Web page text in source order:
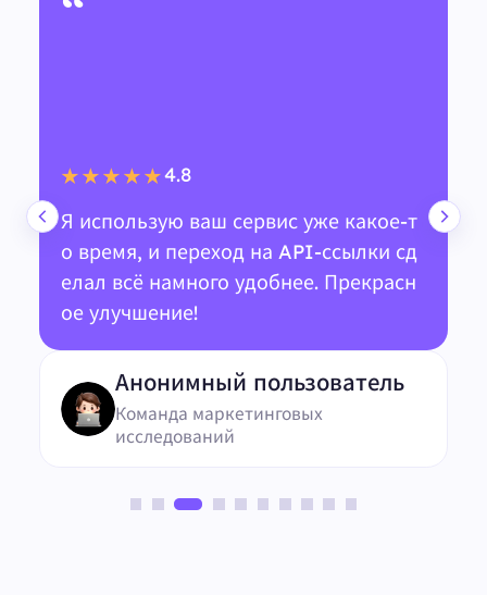
★★★★★4.8
Я использую ваш сервис уже какое-т
о время, и переход на API-ссылки сд
елал всё намного удобнее. Прекрасн
ое улучшение!
Анонимный пользователь
Команда маркетинговых
исследований